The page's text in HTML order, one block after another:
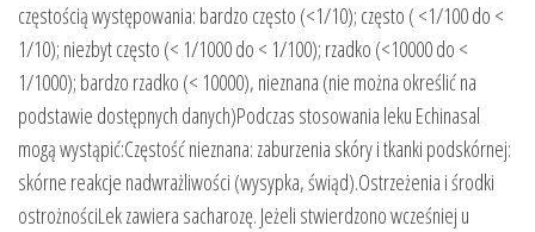
częstością występowania: bardzo często (<1/10); często ( <1/100 do <
1/10); niezbyt często (< 1/1000 do < 1/100); rzadko (<10000 do <
1/1000); bardzo rzadko (< 10000), nieznana (nie można określić na
podstawie dostępnych danych)Podczas stosowania leku Echinasal
mogą wystąpić:Częstość nieznana: zaburzenia skóry i tkanki podskórnej:
skórne reakcje nadwrażliwości (wysypka, świąd).Ostrzeżenia i środki
ostrożnościLek zawiera sacharozę. Jeżeli stwierdzono wcześniej u